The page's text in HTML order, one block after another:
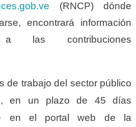
(RNCP) dónde
encontrará información
a las contribuciones
de trabajo del sector público
en un plazo de 45 días
en el portal web de la